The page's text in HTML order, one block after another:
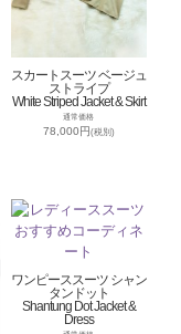
スカートスーツ ベージュ
ストライプ
White Striped Jacket & Skirt
通常価格
78,000円(税別)
ワンピーススーツ シャン
タンドット
Shantung Dot Jacket &
Dress